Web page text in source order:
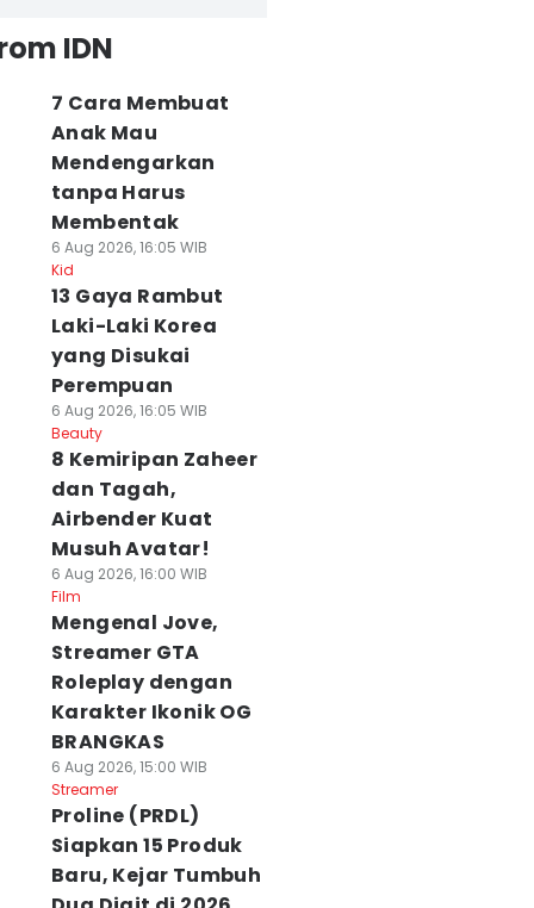
IDN
7 Cara Membuat
Anak Mau
Mendengarkan
tanpa Harus
Membentak
6 Aug 2026, 16:05 WIB
Kid
13 Gaya Rambut
Laki-Laki Korea
yang Disukai
Perempuan
6 Aug 2026, 16:05 WIB
Beauty
8 Kemiripan Zaheer
dan Tagah,
Airbender Kuat
Musuh Avatar!
6 Aug 2026, 16:00 WIB
Film
Mengenal Jove,
Streamer GTA
Roleplay dengan
Karakter Ikonik OG
BRANGKAS
6 Aug 2026, 15:00 WIB
Streamer
Proline (PRDL)
Siapkan 15 Produk
Baru, Kejar Tumbuh